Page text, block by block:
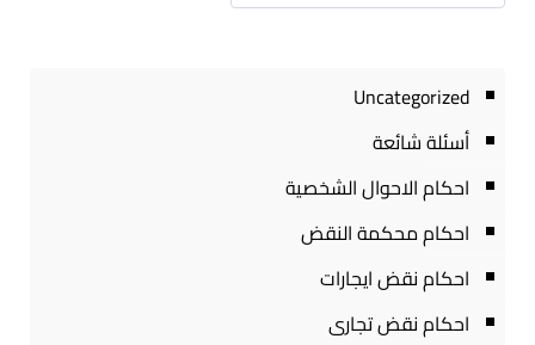
Uncategorized
أسئلة شائعة
احكام الاحوال الشخصية
احكام محكمة النقض
احكام نقض ايجارات
احكام نقض تجارى